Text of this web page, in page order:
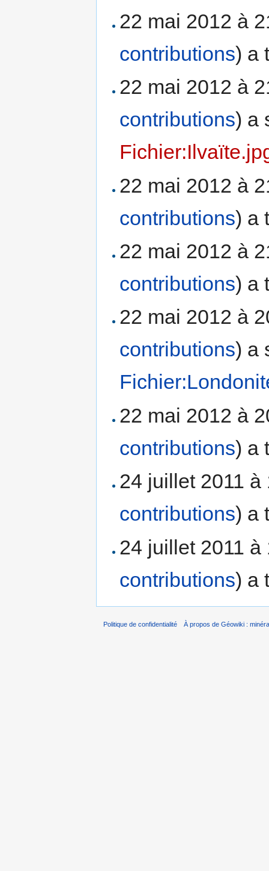
22 mai 2012 à
contributions) a
22 mai 2012 à
contributions) a
22 mai 2012 à
contributions) a
22 mai 2012 à
contributions) a
22 mai 2012 à
contributions) a
22 mai 2012 à
contributions) a
24 juillet 2011
contributions) a
24 juillet 2011
contributions) a
Politique de confidentialité À propos de Géowiki :